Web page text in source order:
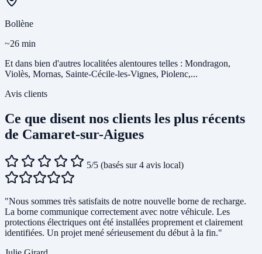
Bollène
~26 min
Et dans bien d'autres localitées alentoures telles : Mondragon,
Violès, Mornas, Sainte-Cécile-les-Vignes, Piolenc,...
Avis clients
Ce que disent nos clients les plus récents
de Camaret-sur-Aigues
5/5 (basés sur 4 avis local)
"Nous sommes très satisfaits de notre nouvelle borne de recharge.
La borne communique correctement avec notre véhicule. Les
protections électriques ont été installées proprement et clairement
identifiées. Un projet mené sérieusement du début à la fin."